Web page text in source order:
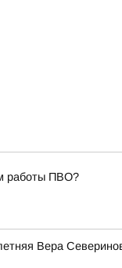
работы ПВО?
Вера